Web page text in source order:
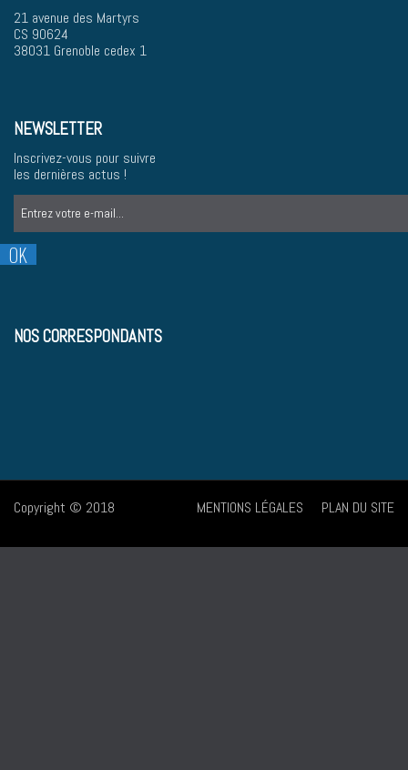
21 avenue des Martyrs
CS 90624
38031 Grenoble cedex 1
NEWSLETTER
Inscrivez-vous pour suivre
les dernières actus !
NOS CORRESPONDANTS
Copyright © 2018 MENTIONS LÉGALES PLAN DU SITE